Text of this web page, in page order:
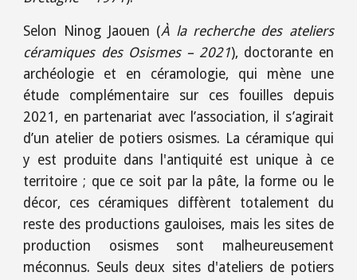
Selon Ninog Jaouen (À la recherche des ateliers
céramiques des Osismes – 2021), doctorante en
archéologie et en céramologie, qui mène une
étude complémentaire sur ces fouilles depuis
2021, en partenariat avec l’association, il s’agirait
d’un atelier de potiers osismes. La céramique qui
y est produite dans l'antiquité est unique à ce
territoire ; que ce soit par la pâte, la forme ou le
décor, ces céramiques diffèrent totalement du
reste des productions gauloises, mais les sites de
production osismes sont malheureusement
méconnus. Seuls deux sites d'ateliers de potiers